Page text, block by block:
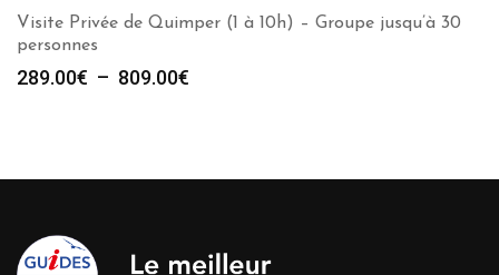
Visite Privée de Quimper (1 à 10h) – Groupe jusqu’à 30
personnes
289.00€ – 809.00€
à